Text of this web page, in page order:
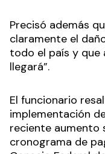
Precisó además
claramente el
todo el país y que
llegará”.
El funcionario
implementación
reciente aumento
cronograma de